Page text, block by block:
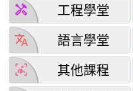
handyman 工程學堂
translate 語言學堂
detection_and_zone 其他課程